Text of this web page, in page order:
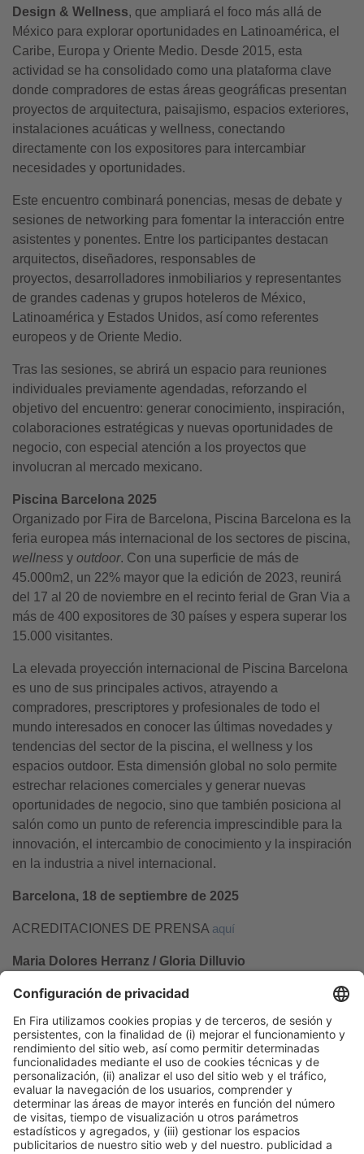
Design & Wellness, que ampliará el foco más allá de
México para explorar oportunidades en Latinoamérica, el
Caribe, Europa y Oriente Medio. Desde 2015, esta
actividad se ha consolidado como una plataforma clave
donde compradores de estas áreas geográficas presentan
proyectos de arquitectura, paisajismo, espacios exteriores,
instalaciones acuáticas y wellness, conectando
directamente con los expositores para intercambiar
necesidades y oportunidades.
Este encuentro combinará ponencias, mesas de debate y
sesiones de networking para fomentar la interacción entre
asistentes y ponentes. Entre los participantes destacan
arquitectos, diseñadores, responsables de
proyectos, desarrolladores inmobiliarios y representantes
de grandes cadenas y grupos hoteleros de México,
Latinoamérica y Estados Unidos, así como referentes
europeos y de Oriente Medio.
Tras las sesiones, se abrirá un espacio para reuniones
individuales previamente agendadas, reforzando el
objetivo del encuentro: generar conocimiento, inspiración,
colaboraciones estratégicas y nuevas oportunidades de
negocio, con especial atención a los proyectos que
involucran al mercado mexicano.
Piscina Barcelona 2025
Organizado por Fira de Barcelona, Piscina Barcelona es la
feria europea más internacional de los sectores de piscina,
wellness y outdoor. Con una superficie de más de
45.000m2, un 22% mayor que la edición de 2023, reunirá
del 17 al 20 de noviembre en el recinto ferial de Gran Via a
más de 400 expositores de 30 países y espera superar los
15.000 visitantes.
La elevada proyección internacional de Piscina Barcelona
es uno de sus principales activos, atrayendo a
compradores, prescriptores y profesionales de todo el
mundo interesados en conocer las últimas novedades y
tendencias del sector de la piscina, el wellness y los
espacios outdoor. Esta dimensión global no solo permite
estrechar relaciones comerciales y generar nuevas
oportunidades de negocio, sino que también posiciona al
salón como un punto de referencia imprescindible para la
innovación, el intercambio de conocimiento y la inspiración
en la industria a nivel internacional.
Barcelona, 18 de septiembre de 2025
ACREDITACIONES DE PRENSA aquí
Maria Dolores Herranz / Gloria Dilluvio
mdherranz@firabarcelona.com
gdilluvio@firabarcelona.com